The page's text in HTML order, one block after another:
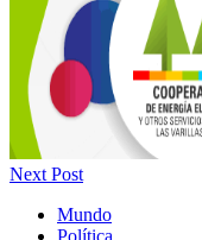
Next Post
Mundo
Política